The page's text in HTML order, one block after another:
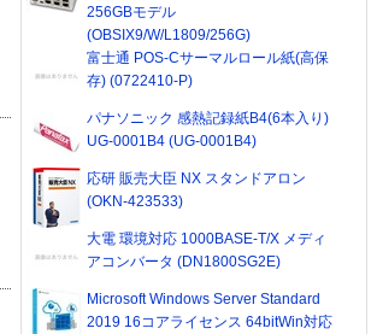
256GBモデル
(OBSIX9/W/L1809/256G)
富士通 POS-Cサーマルロール紙(高保
存) (0722410-P)
パナソニック 感熱記録紙B4(6本入り)
UG-0001B4 (UG-0001B4)
応研 販売大臣 NX スタンドアロン
(OKN-423533)
大電 環境対応 1000BASE-T/X メディ
アコンバータ (DN1800SG2E)
Microsoft Windows Server Standard
2019 16コアライセンス 64bitWin対応